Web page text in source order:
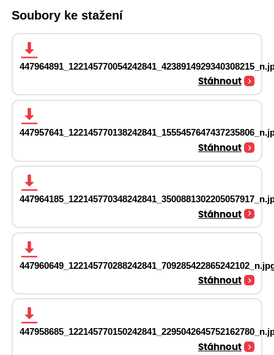
Soubory ke stažení
Stáhnout
Stáhnout
Stáhnout
Stáhnout
Stáhnout